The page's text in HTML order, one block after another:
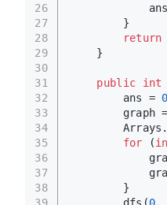
26
27
28
29
30
31
32
33
34
35
36
37
38
39
        }
return
    }
public int
        ans =
0
graph
for (
        }